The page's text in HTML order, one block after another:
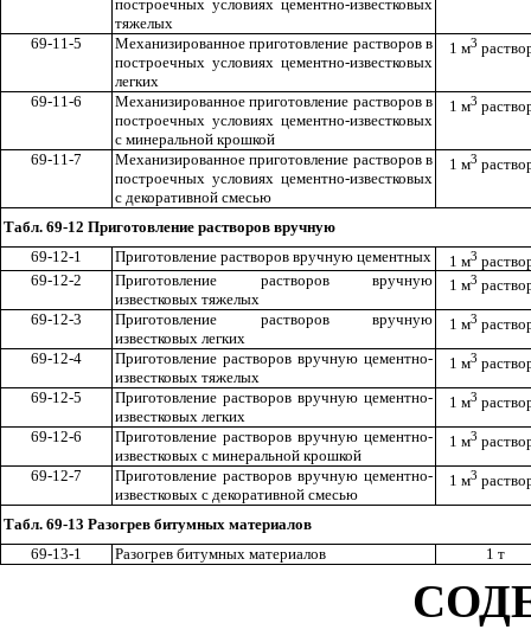
построечных условиях цементно-известковых
тяжелых
69-11-5
Механизированное приготовление растворов в
построечных условиях цементно-известковых
легких
1 м3
69-11-6
Механизированное приготовление растворов в
построечных условиях цементно-известковых
с минеральной крошкой
1 м3
69-11-7
Механизированное приготовление растворов в
построечных условиях цементно-известковых
с декоративной смесью
1 м3
Табл. 69-12 Приготовление растворов вручную
69-12-1
Приготовление растворов вручную цементных 1 м3
69-12-2
Приготовление растворов вручную
известковых тяжелых
1 м3
69-12-3
Приготовление растворов вручную
известковых легких
1 м3
69-12-4
Приготовление растворов вручную цементно-
известковых тяжелых
1 м3
69-12-5
Приготовление растворов вручную цементно-
известковых легких
1 м3
69-12-6
Приготовление растворов вручную цементно-
известковых с минеральной крошкой
1 м3
69-12-7
Приготовление растворов вручную цементно-
известковых с декоративной смесью
1 м3
Табл. 69-13 Разогрев битумных материалов
69-13-1
Разогрев битумных материалов 1 т